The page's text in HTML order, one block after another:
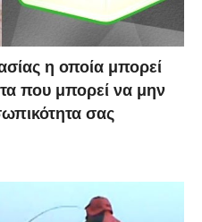
η οποία μπορεί
που μπορεί να μην
σας